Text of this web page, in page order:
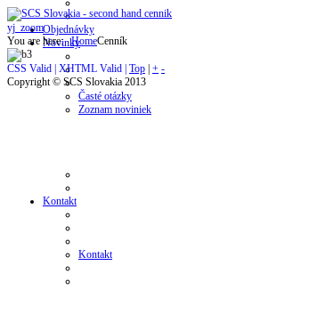
Objednávky
Novinky
Časté otázky
Zoznam noviniek
Kontakt
Kontakt
yj_zoom
You are here:HomeCenník
CSS Valid | XHTML Valid | Top + -
Copyright © SCS Slovakia 2013